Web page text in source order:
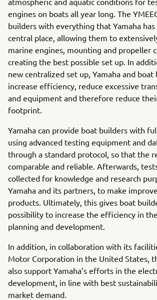
engines on boats all year long. The
builders with everything that Yamaha
central place, allowing them to
marine engines, mounting and propeller
creating the best possible set up. In
new centralized set up, Yamaha and boat
increase efficiency, reduce excessive
and equipment and therefore reduce
footprint.
Yamaha can provide boat builders with
using advanced testing equipment and
through a standard protocol, so that the
comparable and reliable. Afterwards,
collected for knowledge and research
Yamaha and its partners, to make
products. Ultimately, this gives boat
possibility to increase the efficiency in
planning and development.
In addition, in collaboration with its
Motor Corporation in the United States,
also support Yamaha’s efforts in the
development, in line with best
market demand.